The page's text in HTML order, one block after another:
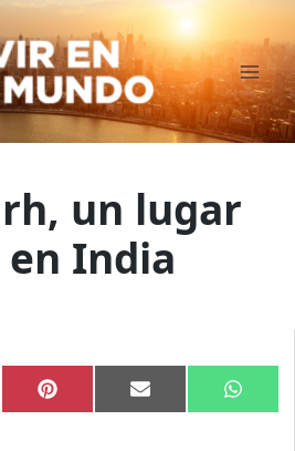
un lugar
India
Compartir
en
Pinterest Compartir
en
Email
en